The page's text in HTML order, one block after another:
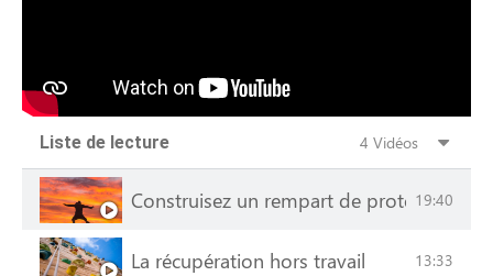
Liste de lecture 4 Vidéos
Construisez un rempart de protection
19:40
La récupération hors travail 13:33